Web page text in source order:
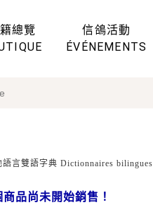
總覽 信鴿活動
ÉVÉNEMENTS
語言雙語字典 Dictionnaires bilingues
商品尚未開始銷售！